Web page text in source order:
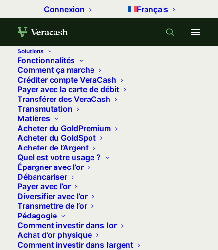
Connexion Français
Solutions
Fonctionnalités
Comment ça marche
Créditer compte VeraCash
Payer avec la carte de débit
Transférer des VeraCash
Transmutation
Matières
Acheter du GoldPremium
Acheter du GoldSpot
Acheter de l’Argent
Quel est votre usage ?
Épargner avec l’or
Débancariser
Payer avec l’or
Diversifier avec l’or
Transmettre de l’or
Pédagogie
Comment investir dans l’or
Achat d’or physique
Comment investir dans l’argent
Accueil
Métaux précieux
Le cours de l’or face à la guerre en Ukraine
Le cours de l'or face à la guerre en
Ukraine
15 mars 2022 7 minutes
Ce fil d’actu mis à jour
régulièrement est en partenariat
avec le blog L’or et l’argent qui
suit pour nous l’impact
économique de la guerre en
Ukraine sur le cours des matières